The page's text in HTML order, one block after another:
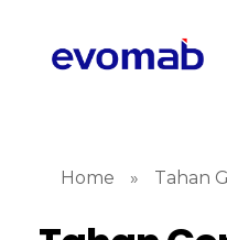
Home » Tahan